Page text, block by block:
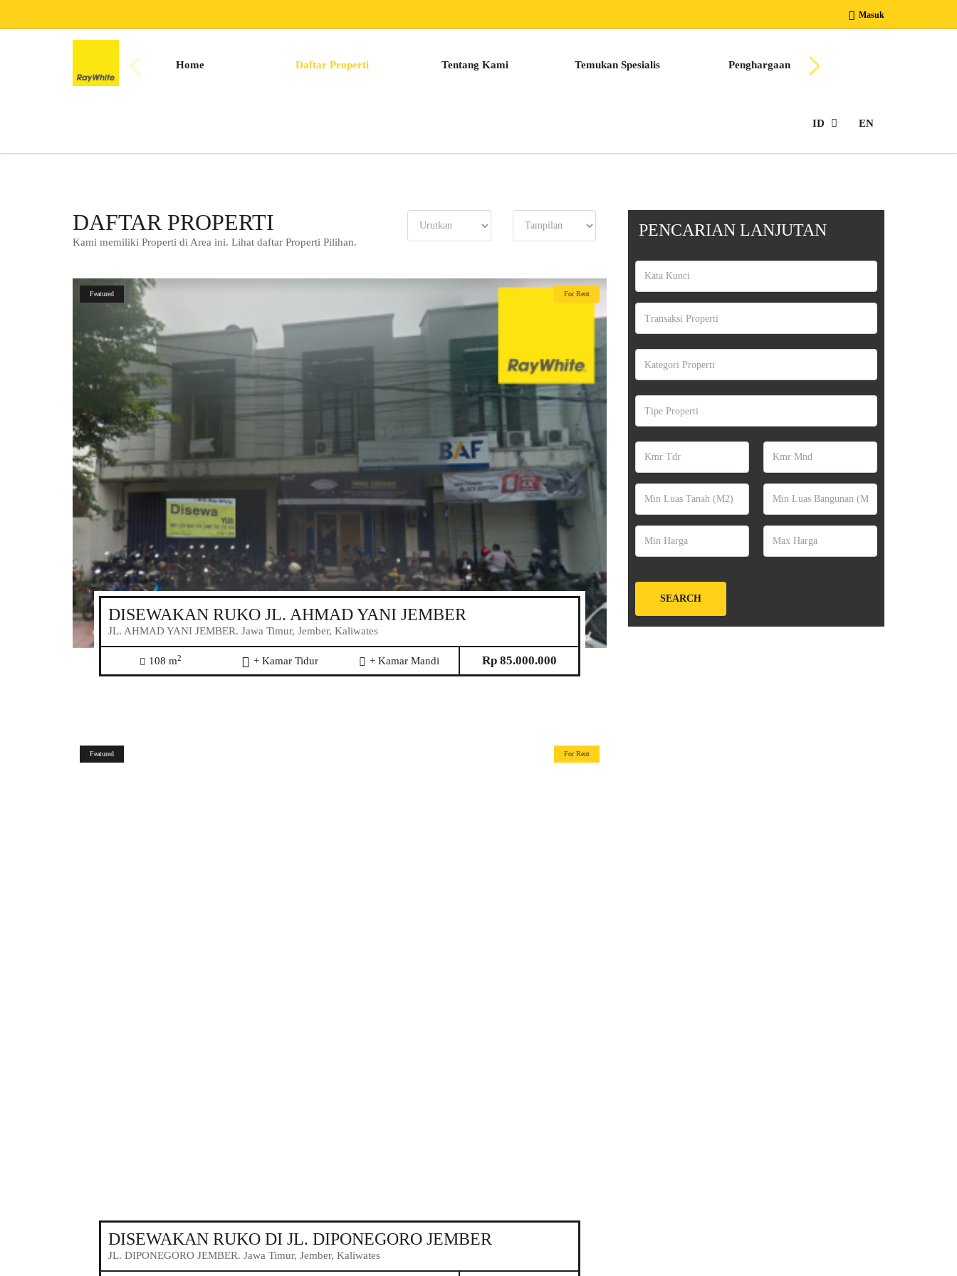
Masuk
Home Daftar Properti Tentang Kami Temukan Spesialis Penghargaan
ID EN
DAFTAR PROPERTI
Kami memiliki Properti di Area ini. Lihat daftar Properti Pilihan.
For Rent
Featured
DISEWAKAN RUKO JL. AHMAD YANI JEMBER
JL. AHMAD YANI JEMBER. Jawa Timur, Jember, Kaliwates
108 m2 + Kamar Tidur + Kamar Mandi Rp 85.000.000
For Rent
Featured
DISEWAKAN RUKO DI JL. DIPONEGORO JEMBER
JL. DIPONEGORO JEMBER. Jawa Timur, Jember, Kaliwates
PENCARIAN LANJUTAN
Transaksi Properti
Kategori Properti
Tipe Properti
SEARCH